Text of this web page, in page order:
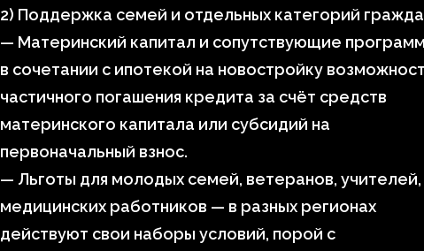
2) Поддержка семей и отдельных категорий
— Материнский капитал и сопутствующие
в сочетании с ипотекой на новостройку
частичного погашения кредита за счёт средств
материнского капитала или субсидий на
первоначальный взнос.
— Льготы для молодых семей, ветеранов, учителей,
медицинских работников — в разных регионах
действуют свои наборы условий, порой с